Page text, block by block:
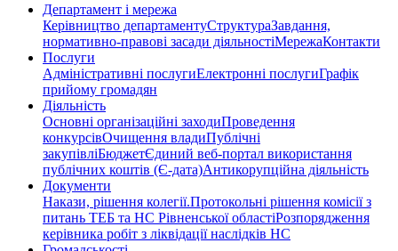
Департамент і мережа
Керівництво департаментуСтруктураЗавдання,
нормативно-правові засади діяльностіМережаКонтакти
Послуги
Адміністративні послугиЕлектронні послугиГрафік
прийому громадян
Діяльність
Основні організаційні заходиПроведення
конкурсівОчищення владиПублічні
закупівліБюджетЄдиний веб-портал використання
публічних коштів (Є-дата)Антикорупційна діяльність
Документи
Накази, рішення колегії.Протокольні рішення комісії з
питань ТЕБ та НС Рівненської областіРозпорядження
керівника робіт з ліквідації наслідків НС